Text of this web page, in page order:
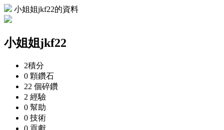
小姐姐jkf22的資料
小姐姐jkf22
2積分
0 顆鑽石
22 個碎鑽
2 經驗
0 幫助
0 技術
0 貢獻